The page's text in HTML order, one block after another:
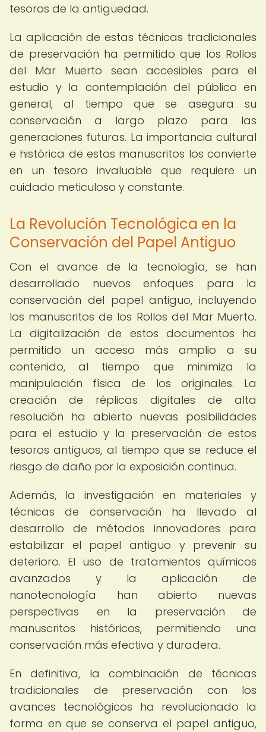
tesoros de la antigüedad.
La aplicación de estas técnicas tradicionales
de preservación ha permitido que los Rollos
del Mar Muerto sean accesibles para el
estudio y la contemplación del público en
general, al tiempo que se asegura su
conservación a largo plazo para las
generaciones futuras. La importancia cultural
e histórica de estos manuscritos los convierte
en un tesoro invaluable que requiere un
cuidado meticuloso y constante.
La Revolución Tecnológica en la
Conservación del Papel Antiguo
Con el avance de la tecnología, se han
desarrollado nuevos enfoques para la
conservación del papel antiguo, incluyendo
los manuscritos de los Rollos del Mar Muerto.
La digitalización de estos documentos ha
permitido un acceso más amplio a su
contenido, al tiempo que minimiza la
manipulación física de los originales. La
creación de réplicas digitales de alta
resolución ha abierto nuevas posibilidades
para el estudio y la preservación de estos
tesoros antiguos, al tiempo que se reduce el
riesgo de daño por la exposición continua.
Además, la investigación en materiales y
técnicas de conservación ha llevado al
desarrollo de métodos innovadores para
estabilizar el papel antiguo y prevenir su
deterioro. El uso de tratamientos químicos
avanzados y la aplicación de
nanotecnología han abierto nuevas
perspectivas en la preservación de
manuscritos históricos, permitiendo una
conservación más efectiva y duradera.
En definitiva, la combinación de técnicas
tradicionales de preservación con los
avances tecnológicos ha revolucionado la
forma en que se conserva el papel antiguo,